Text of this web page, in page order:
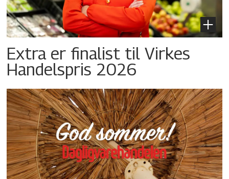
Extra er finalist til Virkes
Handelspris 2026